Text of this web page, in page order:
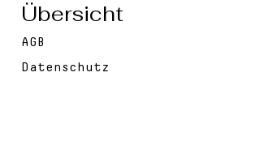
Übersicht
AGB
Datenschutz